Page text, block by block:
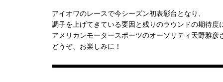
アイオワのレースで今シーズン初表彰台となり、
調子を上げてきている要因と残りのラウンドの期待度
アメリカンモータースポーツのオーソリティ天野雅彦
どうぞ、お楽しみに！